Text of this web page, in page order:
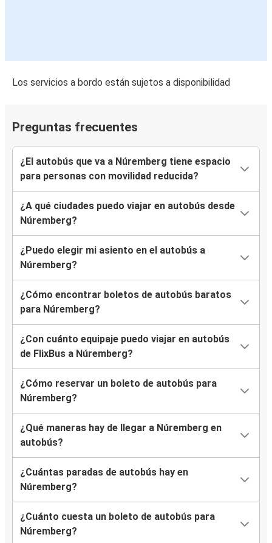
Los servicios a bordo están sujetos a disponibilidad
Preguntas frecuentes
¿El autobús que va a Núremberg tiene espacio
para personas con movilidad reducida?
¿A qué ciudades puedo viajar en autobús desde
Núremberg?
¿Puedo elegir mi asiento en el autobús a
Núremberg?
¿Cómo encontrar boletos de autobús baratos
para Núremberg?
¿Con cuánto equipaje puedo viajar en autobús
de FlixBus a Núremberg?
¿Cómo reservar un boleto de autobús para
Núremberg?
¿Qué maneras hay de llegar a Núremberg en
autobús?
¿Cuántas paradas de autobús hay en
Núremberg?
¿Cuánto cuesta un boleto de autobús para
Núremberg?